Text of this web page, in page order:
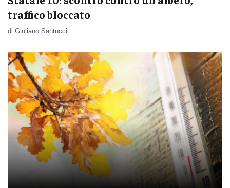
traffico bloccato
di Giuliano Santucci